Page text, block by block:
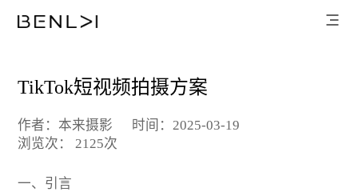
TikTok短视频拍摄方案
作者：本来摄影
时间：2025-03-19
浏览次： 2125次
一、引言